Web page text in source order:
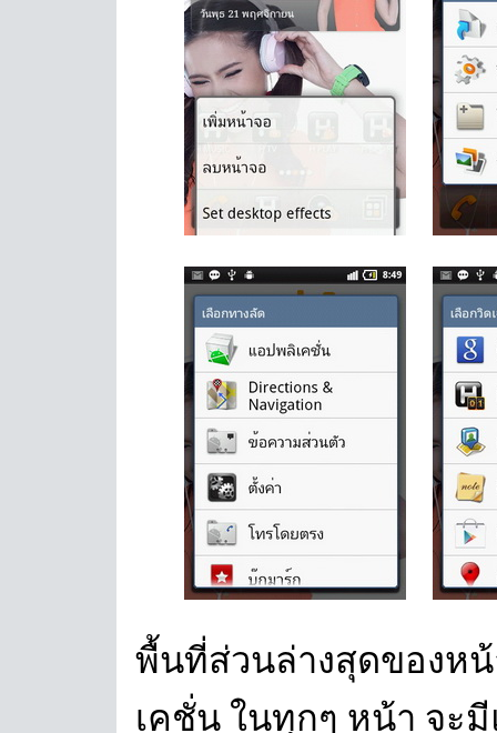
พื้นที่ส่วนล่างสุดของห
เคชั่น ในทุกๆ หน้า จะ